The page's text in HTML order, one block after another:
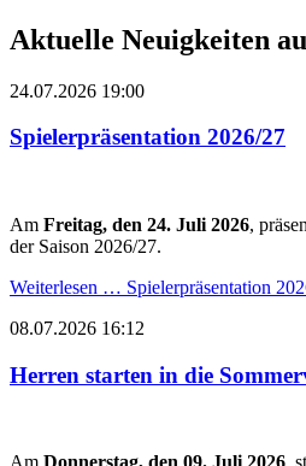
Aktuelle Neuigkeiten
24.07.2026 19:00
Spielerpräsentation 2026/27
Am Freitag, den 24. Juli 2026,
der Saison 2026/27.
Weiterlesen … Spielerpräsentation
08.07.2026 16:12
Herren starten in die